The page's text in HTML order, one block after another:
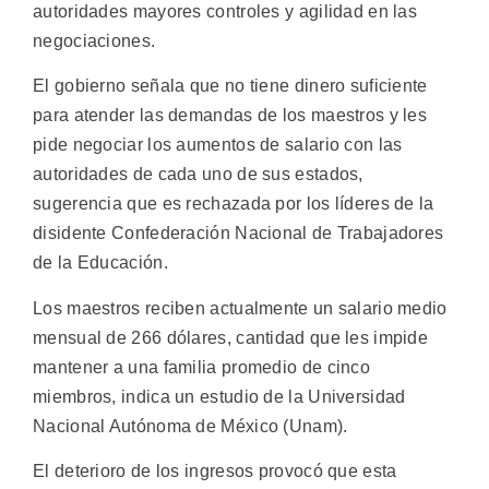
autoridades mayores controles y agilidad en las
negociaciones.
El gobierno señala que no tiene dinero suficiente
para atender las demandas de los maestros y les
pide negociar los aumentos de salario con las
autoridades de cada uno de sus estados,
sugerencia que es rechazada por los líderes de la
disidente Confederación Nacional de Trabajadores
de la Educación.
Los maestros reciben actualmente un salario medio
mensual de 266 dólares, cantidad que les impide
mantener a una familia promedio de cinco
miembros, indica un estudio de la Universidad
Nacional Autónoma de México (Unam).
El deterioro de los ingresos provocó que esta